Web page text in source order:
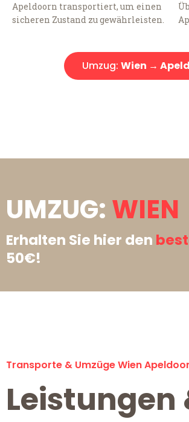
Apeldoorn transportiert, um einen
sicheren Zustand zu gewährleisten.
Umzug: Wien →
UMZUG: WIEN
Erhalten Sie hier den
50€!
Transporte & Umzüge Wien
Leistungen